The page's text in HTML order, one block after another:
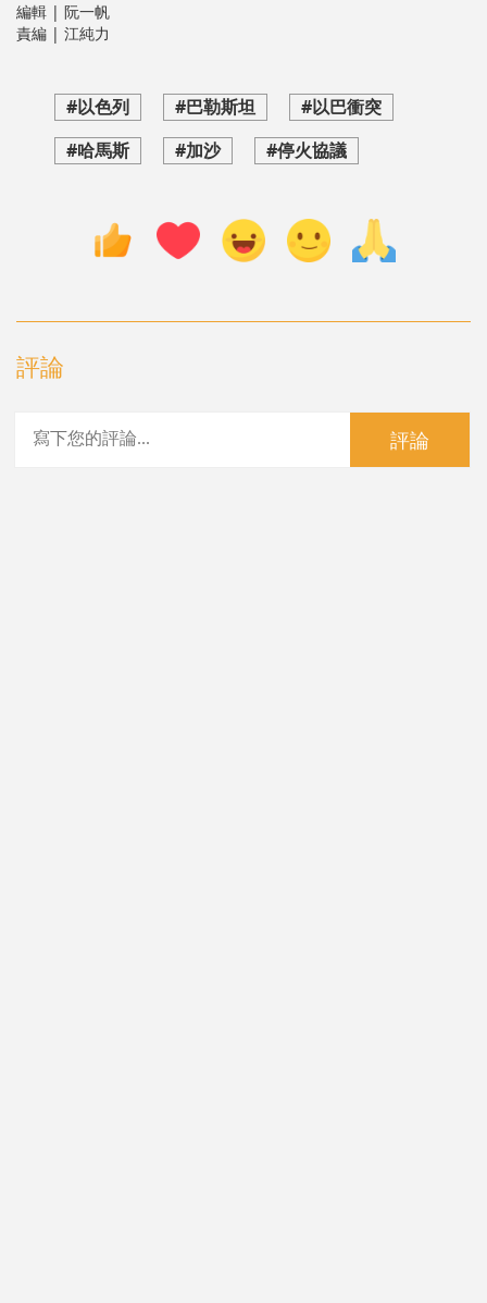
編輯 | 阮一帆
責編 | 江純力
#以色列 #巴勒斯坦
#以巴衝突
#哈馬斯
#加沙 #停火協議
評論
評論